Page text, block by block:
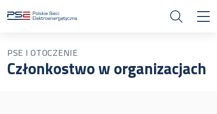
PSE I OTOCZENIE
Członkostwo w organizacjach